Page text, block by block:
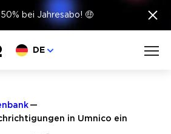
bei Jahresabo! 🤑 ×
Sprache wählen
DE
in Umnico ein